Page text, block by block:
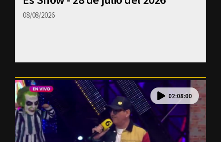
08/08/2026
02:08:00